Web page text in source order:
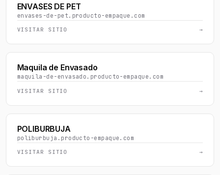
ENVASES DE PET
envases-de-pet.producto-empaque.com
VISITAR SITIO →
Maquila de Envasado
maquila-de-envasado.producto-empaque.com
VISITAR SITIO →
POLIBURBUJA
poliburbuja.producto-empaque.com
VISITAR SITIO →